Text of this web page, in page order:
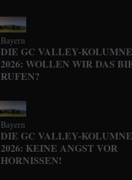
Bayern
DIE GC VALLEY-
2026: WOLLEN WIR DAS
RUFEN?
Bayern
DIE GC VALLEY-
2026: KEINE ANGST VOR
HORNISSEN!